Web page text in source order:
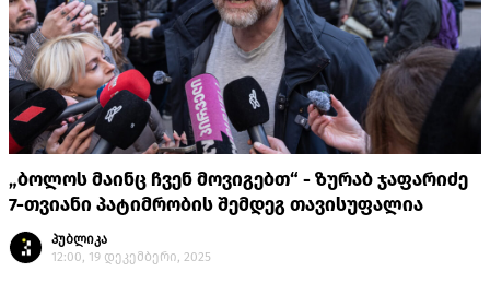
„ბოლოს მაინც ჩვენ მოვიგებთ“ - ზურაბ ჯაფარიძე
7-თვიანი პატიმრობის შემდეგ თავისუფალია
პუბლიკა
12:00, 19 დეკემბერი, 2025